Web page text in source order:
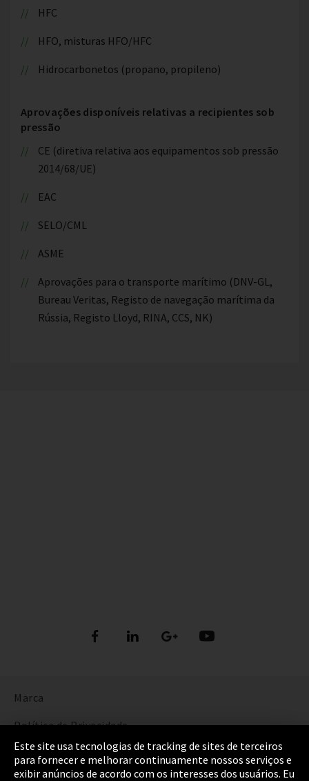
HFC
HFO, misturas HFO/HFC
Hidrocarbonetos (propano, propileno)
Aprovações disponíveis relativas a recipientes sob
pressão
CE (diretiva relativa aos equipamentos sob pressão
2014/68/UE)
EAC
SELO/CML
ASME
Aprovações para o transporte marítimo (DNV-GL,
Bureau Veritas, Registo de navegação marítima da
Rússia, Registo Lloyd, RINA, CCS, NK)
Marca
Política de Privacidade
Cookie Settings
Este site usa tecnologias de tracking de sites de terceiros
para fornecer e melhorar continuamente nossos serviços e
exibir anúncios de acordo com os interesses dos usuários. Eu